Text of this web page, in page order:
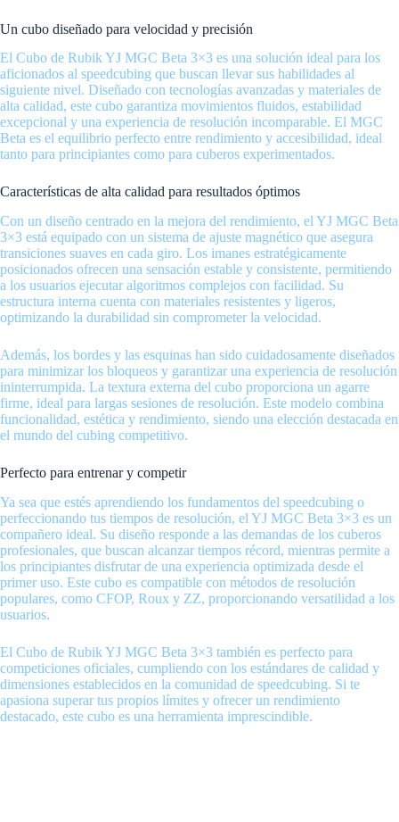
Un cubo diseñado para velocidad y precisión
El Cubo de Rubik YJ MGC Beta 3×3 es una solución ideal para los
aficionados al speedcubing que buscan llevar sus habilidades al
siguiente nivel. Diseñado con tecnologías avanzadas y materiales de
alta calidad, este cubo garantiza movimientos fluidos, estabilidad
excepcional y una experiencia de resolución incomparable. El MGC
Beta es el equilibrio perfecto entre rendimiento y accesibilidad, ideal
tanto para principiantes como para cuberos experimentados.
Características de alta calidad para resultados óptimos
Con un diseño centrado en la mejora del rendimiento, el YJ MGC Beta
3×3 está equipado con un sistema de ajuste magnético que asegura
transiciones suaves en cada giro. Los imanes estratégicamente
posicionados ofrecen una sensación estable y consistente, permitiendo
a los usuarios ejecutar algoritmos complejos con facilidad. Su
estructura interna cuenta con materiales resistentes y ligeros,
optimizando la durabilidad sin comprometer la velocidad.
Además, los bordes y las esquinas han sido cuidadosamente diseñados
para minimizar los bloqueos y garantizar una experiencia de resolución
ininterrumpida. La textura externa del cubo proporciona un agarre
firme, ideal para largas sesiones de resolución. Este modelo combina
funcionalidad, estética y rendimiento, siendo una elección destacada en
el mundo del cubing competitivo.
Perfecto para entrenar y competir
Ya sea que estés aprendiendo los fundamentos del speedcubing o
perfeccionando tus tiempos de resolución, el YJ MGC Beta 3×3 es un
compañero ideal. Su diseño responde a las demandas de los cuberos
profesionales, que buscan alcanzar tiempos récord, mientras permite a
los principiantes disfrutar de una experiencia optimizada desde el
primer uso. Este cubo es compatible con métodos de resolución
populares, como CFOP, Roux y ZZ, proporcionando versatilidad a los
usuarios.
El Cubo de Rubik YJ MGC Beta 3×3 también es perfecto para
competiciones oficiales, cumpliendo con los estándares de calidad y
dimensiones establecidos en la comunidad de speedcubing. Si te
apasiona superar tus propios límites y ofrecer un rendimiento
destacado, este cubo es una herramienta imprescindible.